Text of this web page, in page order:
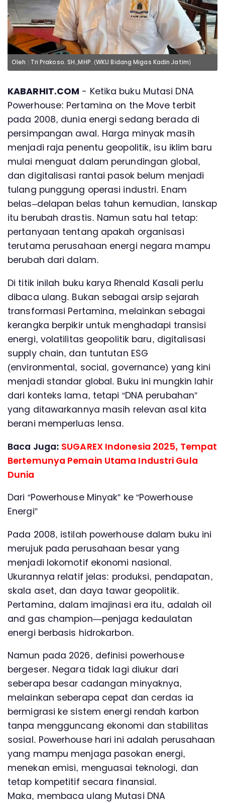
Oleh : Tri Prakoso. SH.,MHP. (WKU Bidang Migas Kadin Jatim)
KABARHIT.COM - Ketika buku Mutasi DNA
Powerhouse: Pertamina on the Move terbit
pada 2008, dunia energi sedang berada di
persimpangan awal. Harga minyak masih
menjadi raja penentu geopolitik, isu iklim baru
mulai menguat dalam perundingan global,
dan digitalisasi rantai pasok belum menjadi
tulang punggung operasi industri. Enam
belas–delapan belas tahun kemudian, lanskap
itu berubah drastis. Namun satu hal tetap:
pertanyaan tentang apakah organisasi
terutama perusahaan energi negara mampu
berubah dari dalam.
Di titik inilah buku karya Rhenald Kasali perlu
dibaca ulang. Bukan sebagai arsip sejarah
transformasi Pertamina, melainkan sebagai
kerangka berpikir untuk menghadapi transisi
energi, volatilitas geopolitik baru, digitalisasi
supply chain, dan tuntutan ESG
(environmental, social, governance) yang kini
menjadi standar global. Buku ini mungkin lahir
dari konteks lama, tetapi “DNA perubahan”
yang ditawarkannya masih relevan asal kita
berani memperluas lensa.
Baca Juga: SUGAREX Indonesia 2025, Tempat
Bertemunya Pemain Utama Industri Gula
Dunia
Dari “Powerhouse Minyak” ke “Powerhouse
Energi”
Pada 2008, istilah powerhouse dalam buku ini
merujuk pada perusahaan besar yang
menjadi lokomotif ekonomi nasional.
Ukurannya relatif jelas: produksi, pendapatan,
skala aset, dan daya tawar geopolitik.
Pertamina, dalam imajinasi era itu, adalah oil
and gas champion—penjaga kedaulatan
energi berbasis hidrokarbon.
Namun pada 2026, definisi powerhouse
bergeser. Negara tidak lagi diukur dari
seberapa besar cadangan minyaknya,
melainkan seberapa cepat dan cerdas ia
bermigrasi ke sistem energi rendah karbon
tanpa mengguncang ekonomi dan stabilitas
sosial. Powerhouse hari ini adalah perusahaan
yang mampu menjaga pasokan energi,
menekan emisi, menguasai teknologi, dan
tetap kompetitif secara finansial.
Maka, membaca ulang Mutasi DNA